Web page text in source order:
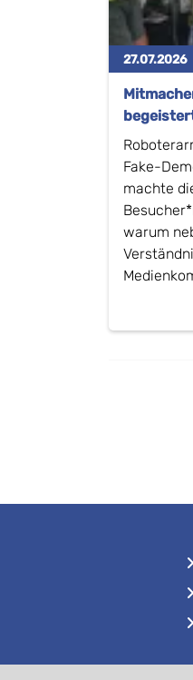
27.07.2026
Fake-
machte
warum